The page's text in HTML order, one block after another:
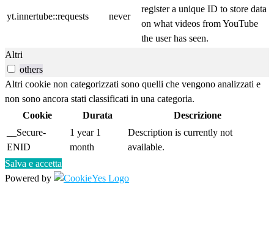
yt.innertube::requests never
register a unique ID to store data
on what videos from YouTube
the user has seen.
Altri
others
Altri cookie non categorizzati sono quelli che vengono analizzati e
non sono ancora stati classificati in una categoria.
Cookie
Durata
Descrizione
__Secure-
ENID
1 year 1
month
Description is currently not
available.
Salva e accetta
Powered by